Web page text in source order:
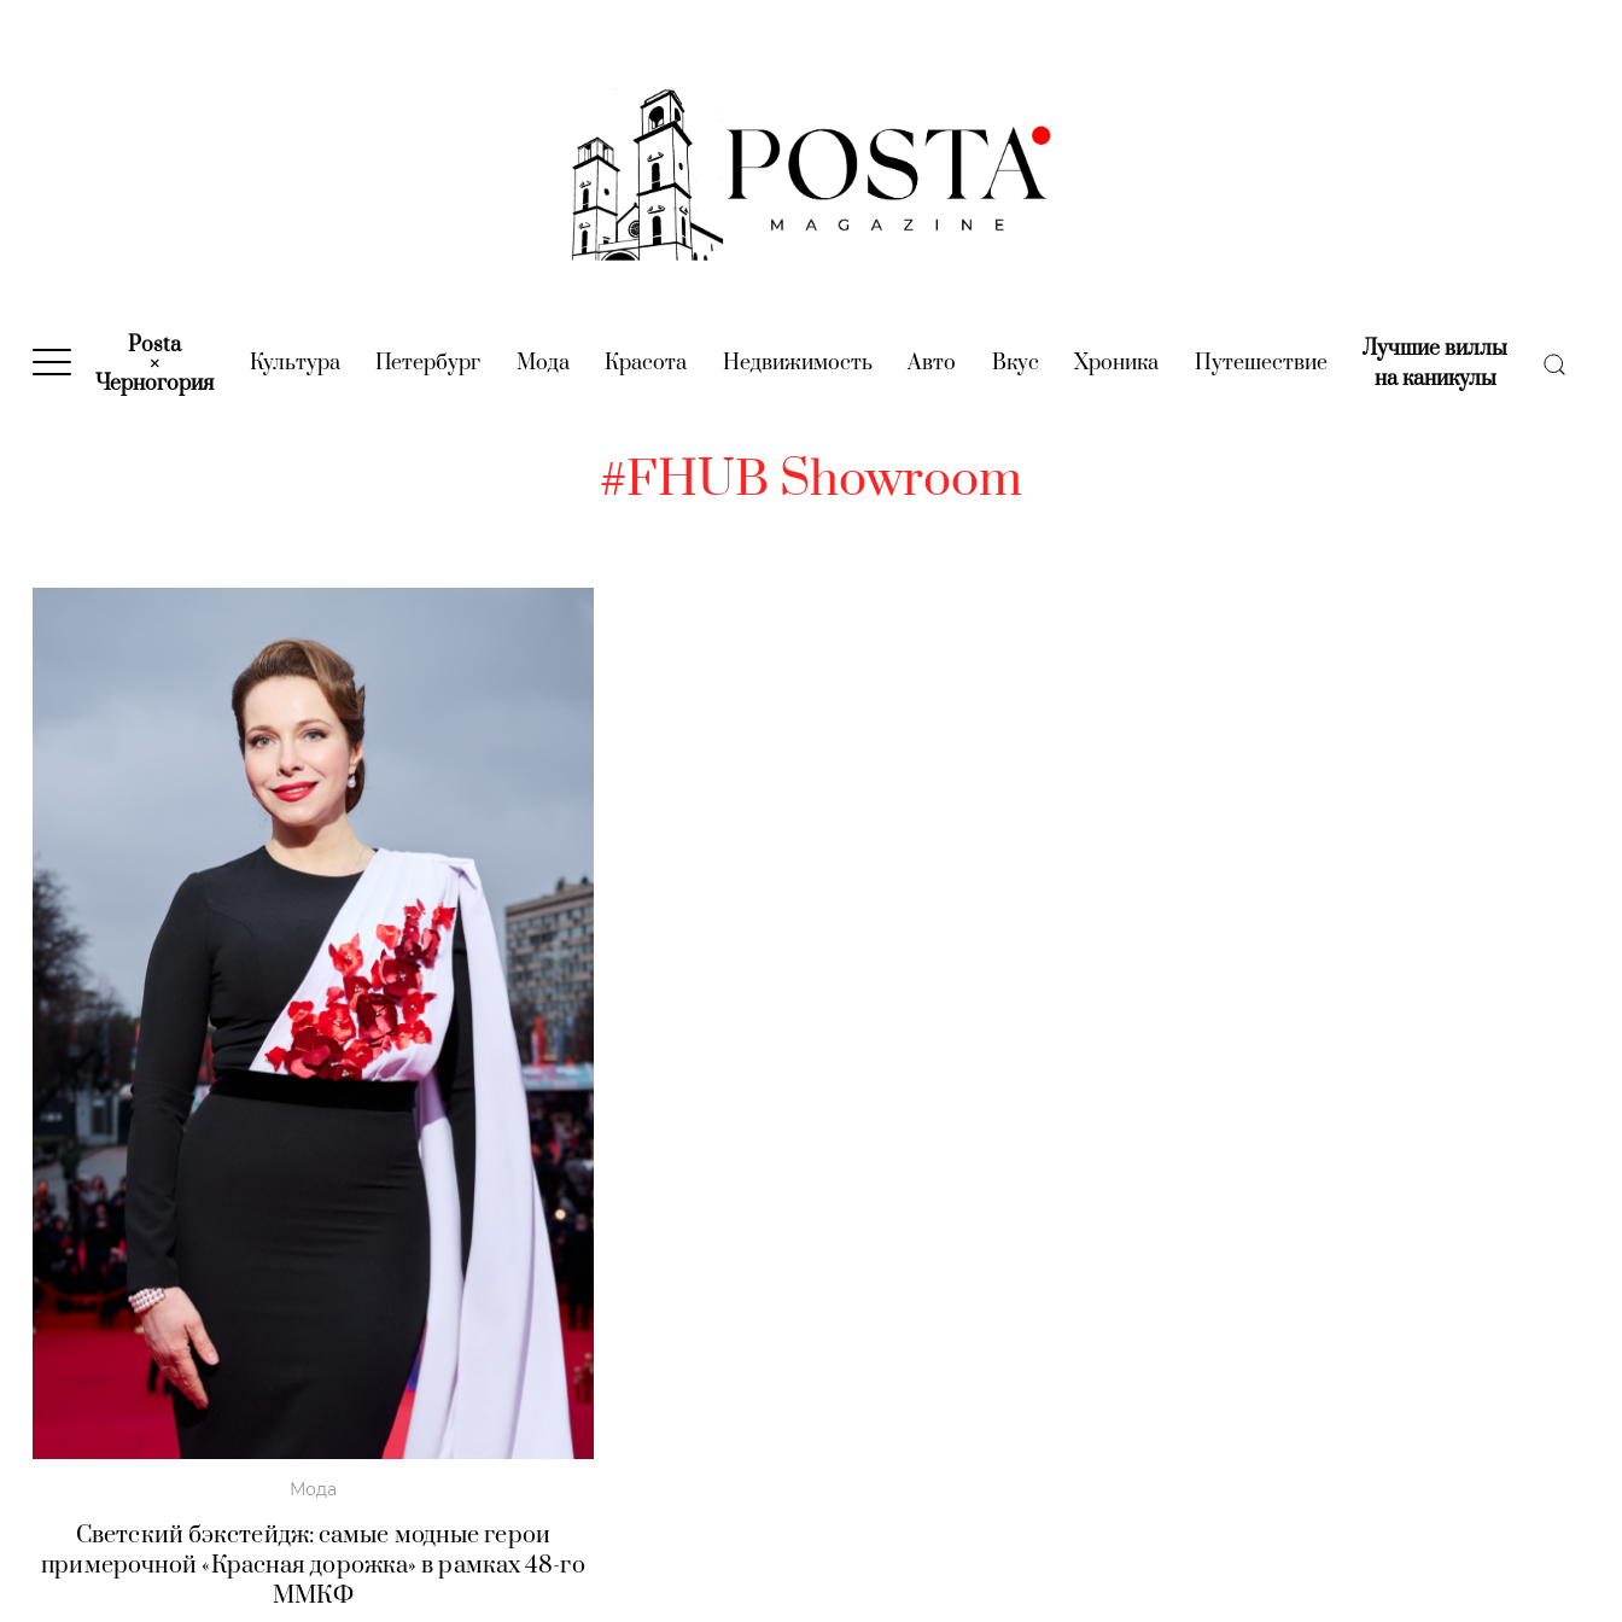
Posta
×
Черногория(current)
Культура(current)
Петербург (current)
Мода(current)
Красота (current)
Недвижимость(current)
Авто (current)
Вкус (current)
Хроника (current)
Путешествие(current)
Лучшие виллы
на каникулы(current)
#FHUB Showroom
Мода
Светский бэкстейдж: самые модные герои
примерочной «Красная дорожка» в рамках 48-го
ММКФ